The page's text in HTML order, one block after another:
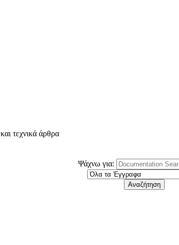
τεχνικά άρθρα
Ψάχνω για: